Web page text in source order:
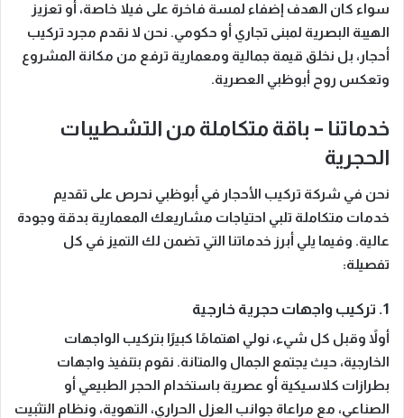
سواء كان الهدف إضفاء لمسة فاخرة على فيلا خاصة، أو تعزيز
الهيبة البصرية لمبنى تجاري أو حكومي. نحن لا نقدم مجرد تركيب
أحجار، بل نخلق قيمة جمالية ومعمارية ترفع من مكانة المشروع
وتعكس روح أبوظبي العصرية.
خدماتنا – باقة متكاملة من التشطيبات
الحجرية
نحن في شركة تركيب الأحجار في أبوظبي نحرص على تقديم
خدمات متكاملة تلبي احتياجات مشاريعك المعمارية بدقة وجودة
عالية. وفيما يلي أبرز خدماتنا التي تضمن لك التميز في كل
تفصيلة:
1. تركيب واجهات حجرية خارجية
أولاً وقبل كل شيء، نولي اهتمامًا كبيرًا بتركيب الواجهات
الخارجية، حيث يجتمع الجمال والمتانة. نقوم بتنفيذ واجهات
بطرازات كلاسيكية أو عصرية باستخدام الحجر الطبيعي أو
الصناعي، مع مراعاة جوانب العزل الحراري، التهوية، ونظام التثبيت